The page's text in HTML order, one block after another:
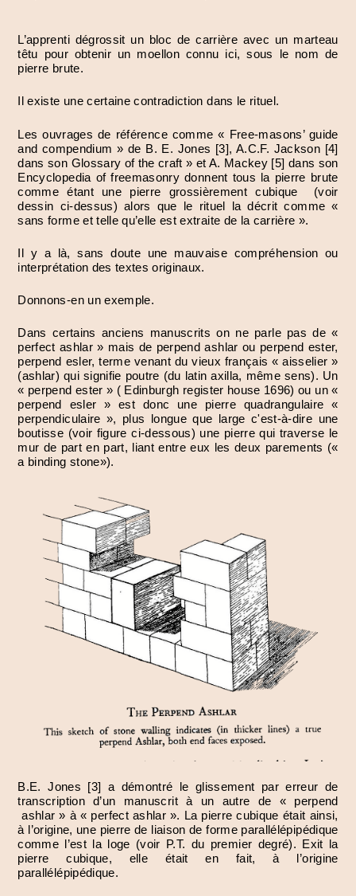
L’apprenti dégrossit un bloc de carrière avec un marteau
têtu pour obtenir un moellon connu ici, sous le nom de
pierre brute.
Il existe une certaine contradiction dans le rituel.
Les ouvrages de référence comme « Free-masons’ guide
and compendium » de B. E. Jones [3], A.C.F. Jackson [4]
dans son Glossary of the craft » et A. Mackey [5] dans son
Encyclopedia of freemasonry donnent tous la pierre brute
comme étant une pierre grossièrement cubique (voir
dessin ci-dessus) alors que le rituel la décrit comme «
sans forme et telle qu’elle est extraite de la carrière ».
Il y a là, sans doute une mauvaise compréhension ou
interprétation des textes originaux.
Donnons-en un exemple.
Dans certains anciens manuscrits on ne parle pas de «
perfect ashlar » mais de perpend ashlar ou perpend ester,
perpend esler, terme venant du vieux français « aisselier »
(ashlar) qui signifie poutre (du latin axilla, même sens). Un
« perpend ester » ( Edinburgh register house 1696) ou un «
perpend esler » est donc une pierre quadrangulaire «
perpendiculaire », plus longue que large c'est-à-dire une
boutisse (voir figure ci-dessous) une pierre qui traverse le
mur de part en part, liant entre eux les deux parements («
a binding stone»).
B.E. Jones [3] a démontré le glissement par erreur de
transcription d’un manuscrit à un autre de « perpend
ashlar » à « perfect ashlar ». La pierre cubique était ainsi,
à l’origine, une pierre de liaison de forme parallélépipédique
comme l’est la loge (voir P.T. du premier degré). Exit la
pierre cubique, elle était en fait, à l’origine
parallélépipédique.